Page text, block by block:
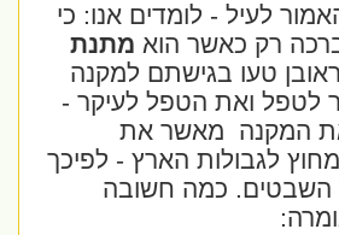
לעיל - לומדים אנו: כי
רק כאשר הואמתנת
טעו בגישתם למקנה
ואת הטפל לעיקר -
המקנה מאשר את
לגבולות הארץ - לפיכך
כמה חשובה